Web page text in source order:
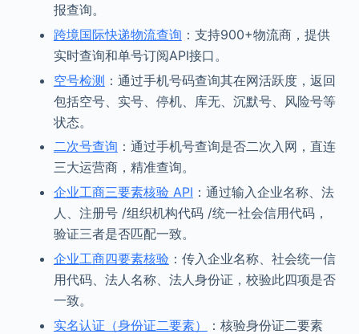
报查询。
跨境国际快递物流查询 ：支持900+物流商，提供
实时查询和单号订阅API接口。
空号检测 ：通过手机号码查询其在网活跃度，返回
包括空号、实号、停机、库无、沉默号、风险号等
状态。
二次号查询 ：通过手机号查询是否二次入网，直连
三大运营商，精准查询。
企业工商三要素核验 API ：通过输入企业名称、法
人、注册号 /组织机构代码 /统一社会信用代码，
验证三者是否匹配一致。
企业工商四要素核验：传入企业名称、社会统一信
用代码、法人名称、法人身份证，校验此四项是否
一致。
实名认证（身份证二要素）
：核验身份证二要素